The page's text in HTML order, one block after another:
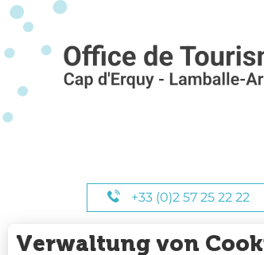
+33 (0)2 57 25 22 22
UNSERE STUNDEN
Verwaltung von